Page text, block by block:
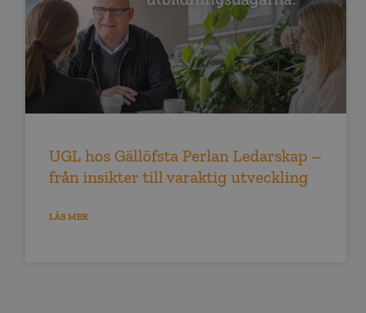
UGL hos Gällöfsta Perlan Ledarskap –
från insikter till varaktig utveckling
LÄS MER